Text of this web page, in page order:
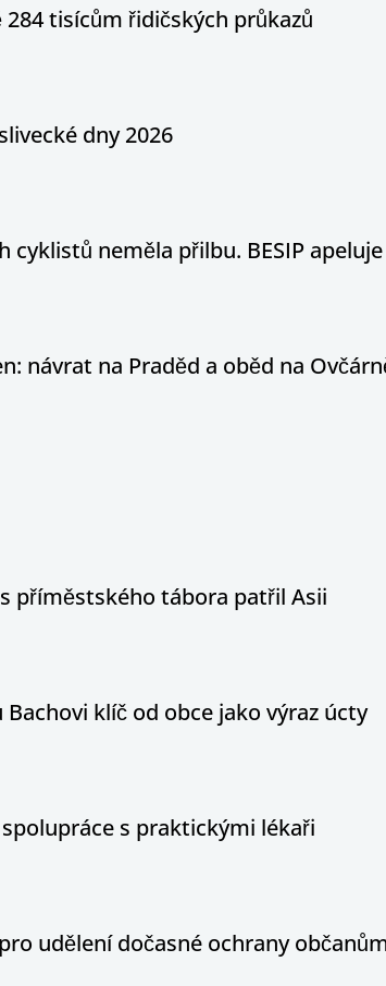
tisícům řidičských průkazů
dny 2026
cyklistů neměla přilbu. BESIP
návrat na Praděd a oběd na
příměstského tábora patřil Asii
klíč od obce jako výraz úcty
s praktickými lékaři
udělení dočasné ochrany